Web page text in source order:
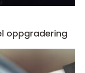
oppgradering